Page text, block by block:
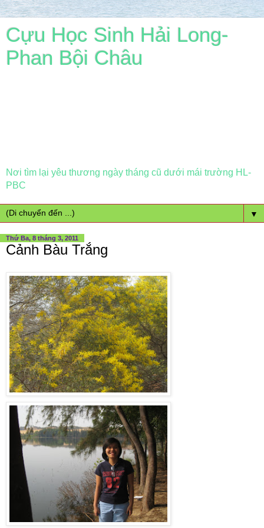
Cựu Học Sinh Hải Long-
Phan Bội Châu
Nơi tìm lại yêu thương ngày tháng cũ dưới mái trường HL-
PBC
▼
Thứ Ba, 8 tháng 3, 2011
Cảnh Bàu Trắng